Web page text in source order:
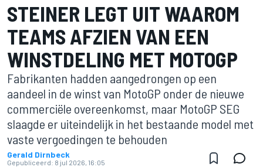
STEINER LEGT UIT WAAROM
TEAMS AFZIEN VAN EEN
WINSTDELING MET MOTOGP
Fabrikanten hadden aangedrongen op een
aandeel in de winst van MotoGP onder de nieuwe
commerciële overeenkomst, maar MotoGP SEG
slaagde er uiteindelijk in het bestaande model met
vaste vergoedingen te behouden
Gerald Dirnbeck
Gepubliceerd: 8 jul 2026, 16:05